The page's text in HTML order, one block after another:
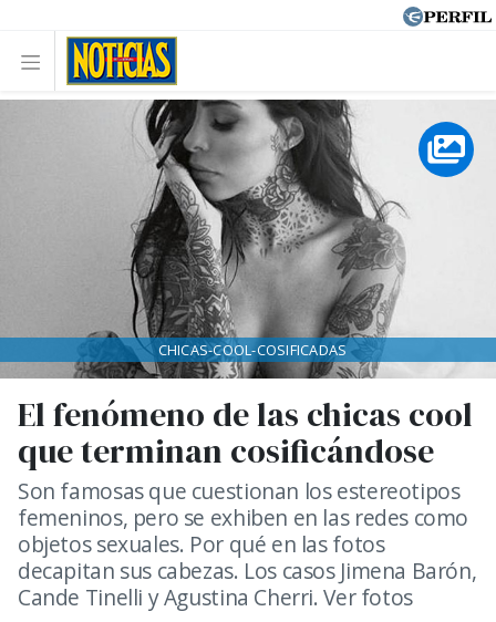
El fenómeno de las chicas cool
que terminan cosificándose
Son famosas que cuestionan los estereotipos
femeninos, pero se exhiben en las redes como
objetos sexuales. Por qué en las fotos
decapitan sus cabezas. Los casos Jimena Barón,
Cande Tinelli y Agustina Cherri. Ver fotos
CHICAS-COOL-COSIFICADAS